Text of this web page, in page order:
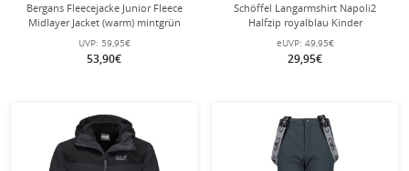
Bergans Fleecejacke Junior Fleece
Midlayer Jacket (warm) mintgrün
Kinder
UVP: 59,95€
53,90€
Schöffel Langarmshirt Napoli2
Halfzip royalblau Kinder
eUVP: 49,95€
29,95€